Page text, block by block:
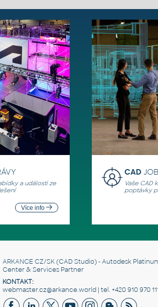
a události ze
Více info
CAD
Vaše CAD
poptávky
ARKANCE CZ/SK(CAD Studio) - Autodesk
Center & Services Partner
KONTAKT:
webmaster.cz@arkance.world | tel. +420 910 970